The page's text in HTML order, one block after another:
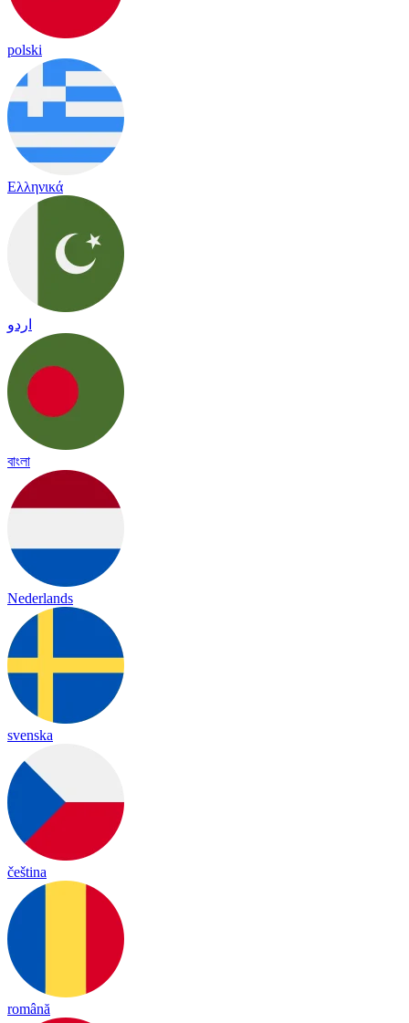
polski
Ελληνικά
اردو
বাংলা
Nederlands
svenska
čeština
română